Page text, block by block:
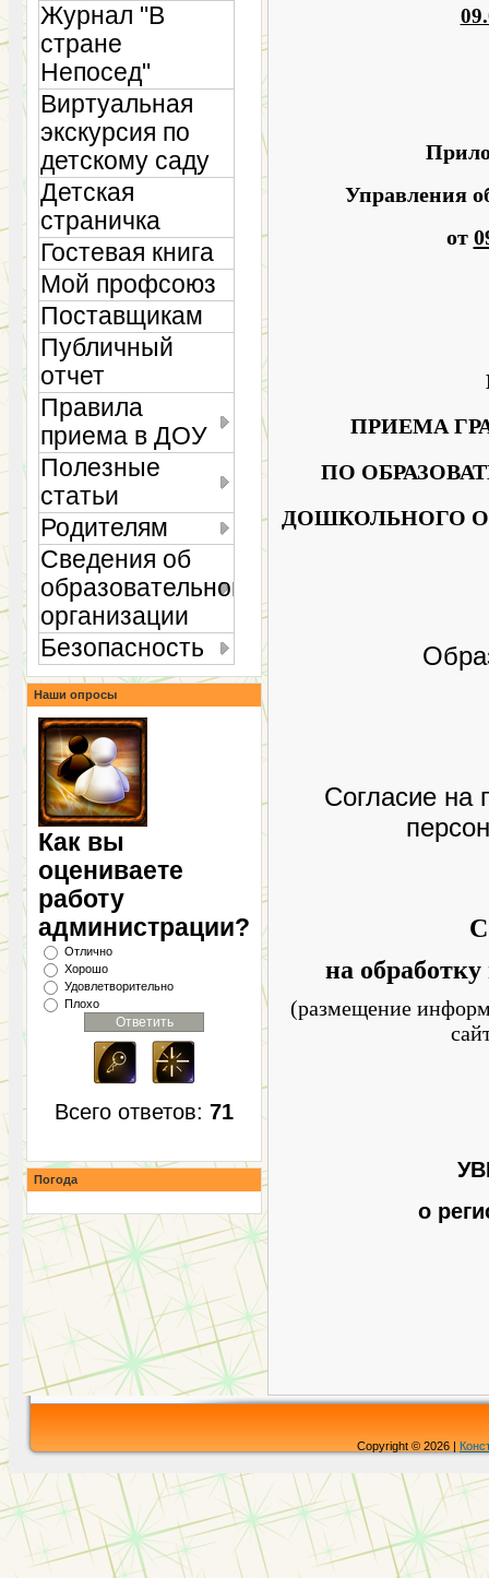
Журнал "В
стране
Непосед"
Виртуальная
экскурсия по
детскому саду
Детская
страничка
Гостевая книга
Мой профсоюз
Поставщикам
Публичный
отчет
Правила
приема в ДОУ
Полезные
статьи
Родителям
Сведения об
образовательной
организации
Безопасность
Наши опросы
Как вы
оцениваете
работу
администрации?
Отлично
Хорошо
Удовлетворительно
Плохо
Всего ответов: 71
Погода
Управления
от
ПРИЕМА
ПО
ДОШКОЛЬНОГО
Согласие на
на
(размещение
о
Copyright © 2026 |